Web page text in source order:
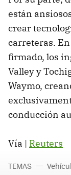
están
crear
carreteras. En
firmado, los
Valley y
Waymo,
conducción
Vía | Reuters
TEMAS